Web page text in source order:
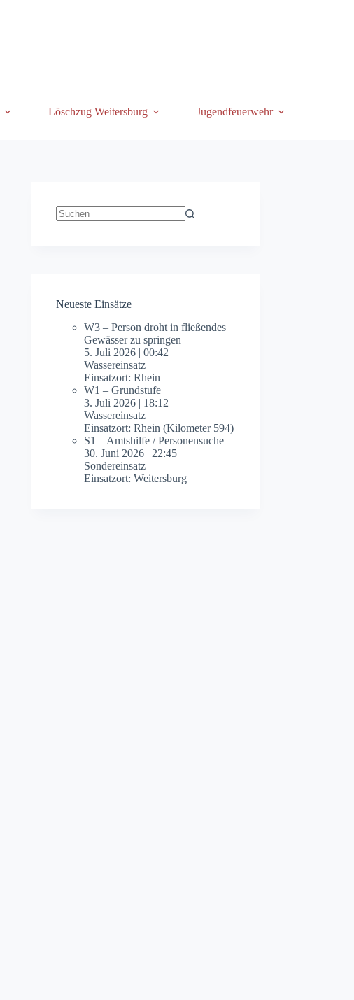
Löschzug Weitersburg Jugendfeuerwehr
Neueste Einsätze
W3 – Person droht in fließendes
Gewässer zu springen
5. Juli 2026 |00:42
Wassereinsatz
Einsatzort: Rhein
W1 – Grundstufe
3. Juli 2026 | 18:12
Wassereinsatz
Einsatzort: Rhein (Kilometer 594)
S1 – Amtshilfe / Personensuche
30. Juni 2026 | 22:45
Sondereinsatz
Einsatzort: Weitersburg